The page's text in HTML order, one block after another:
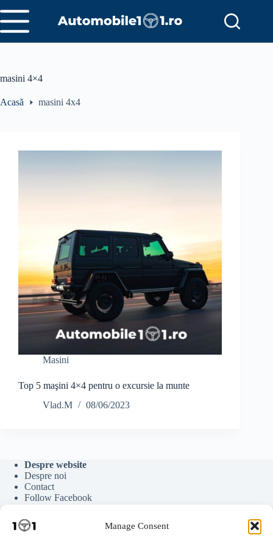
Manage Consent
la
conținut
masini 4×4
Acasă masini 4x4
Masini
Top 5 maşini 4×4 pentru o excursie la munte
Vlad.M
08/06/2023
Despre website
Despre noi
Contact
Follow Facebook
Follow Youtube
Follow Tiktok